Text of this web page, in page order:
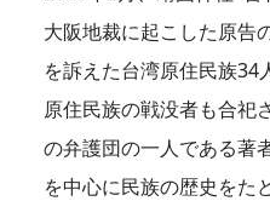
大阪地裁に起こした原告
を訴えた台湾原住民族34
原住民族の戦没者も合祀
の弁護団の一人である著
を中心に民族の歴史をた